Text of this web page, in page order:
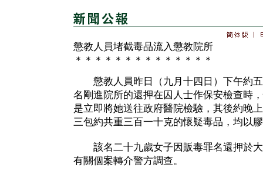
懲教人員堵截毒品流入懲教院所
＊＊＊＊＊＊＊＊＊＊＊＊＊＊
懲教人員昨日（九月十四日）下午約五
名剛進院所的還押在囚人士作保安檢查時
是立即將她送往政府醫院檢驗，其後約晚
三包約共重三百一十克的懷疑毒品，均以
該名二十九歲女子因販毒罪名還押於大
有關個案轉介警方調查。